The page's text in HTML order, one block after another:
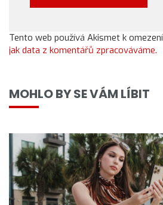
Tento web používá Akismet k
jak data z komentářů zpracováváme.
MOHLO BY SE VÁM LÍBIT